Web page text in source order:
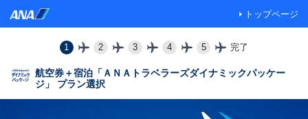
トップページ
1 2 3 4 5 完了
航空券＋宿泊「ＡＮＡトラベラーズダイナミックパッケー
ジ」 プラン選択